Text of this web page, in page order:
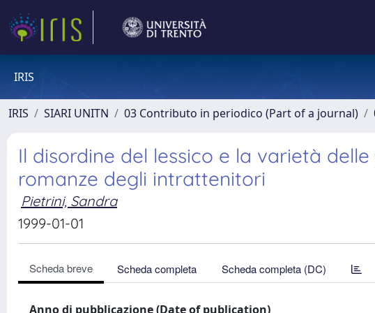
IRIS
IRIS SIARI UNITN 03 Contributo in periodico (Part of a journal)
Il disordine del lessico e la varietà
romanze degli intrattenitori
Pietrini, Sandra
1999-01-01
Scheda breve Scheda completa Scheda completa (DC)
Anno di pubblicazione (Date of publication)